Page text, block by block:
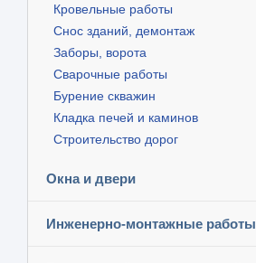
Кровельные работы
Снос зданий, демонтаж
Заборы, ворота
Сварочные работы
Бурение скважин
Кладка печей и каминов
Строительство дорог
Окна и двери
Инженерно-монтажные работы